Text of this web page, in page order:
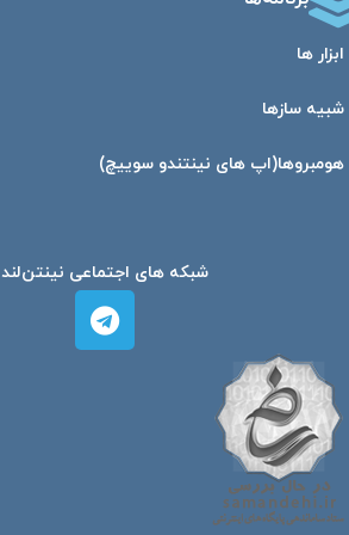
ابزار ها
شبیه ساز‌ها
هومبرو‌ها(اپ های نینتندو سوییچ)
شبکه های اجتماعی نینتن‌لند